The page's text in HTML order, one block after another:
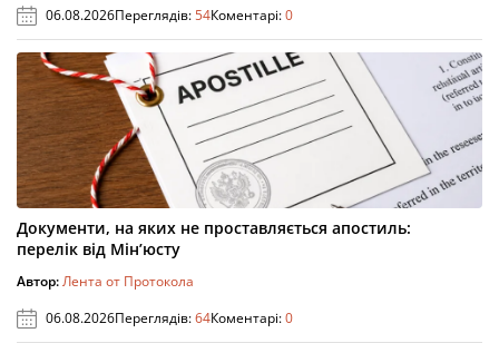
06.08.2026Переглядів:54Коментарі:0
Документи, на яких не проставляється апостиль:
перелік від Мін’юсту
Автор:Лента от Протокола
06.08.2026Переглядів:64Коментарі:0